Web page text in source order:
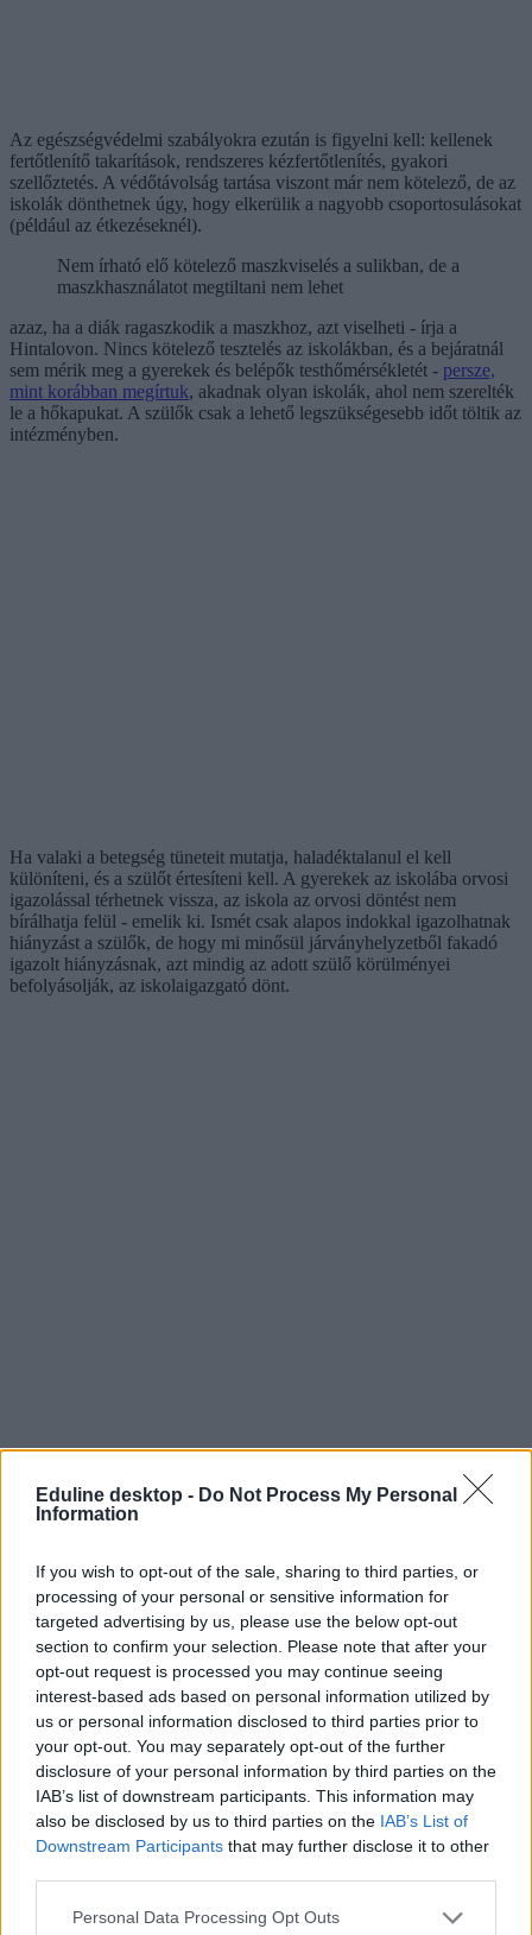
Eduline desktop - Do Not Process My Personal
Information
If you wish to opt-out of the sale, sharing to third parties, or
processing of your personal or sensitive information for
targeted advertising by us, please use the below opt-out
section to confirm your selection. Please note that after your
opt-out request is processed you may continue seeing
interest-based ads based on personal information utilized by
us or personal information disclosed to third parties prior to
your opt-out. You may separately opt-out of the further
disclosure of your personal information by third parties on the
IAB’s list of downstream participants. This information may
also be disclosed by us to third parties on the IAB’s List of
Downstream Participants that may further disclose it to other
Personal Data Processing Opt Outs
Az egészségvédelmi szabályokra ezután is figyelni kell: kellenek
fertőtlenítő takarítások, rendszeres kézfertőtlenítés, gyakori
szellőztetés. A védőtávolság tartása viszont már nem kötelező, de az
iskolák dönthetnek úgy, hogy elkerülik a nagyobb csoportosulásokat
(például az étkezéseknél).
Nem írható elő kötelező maszkviselés a sulikban, de a
maszkhasználatot megtiltani nem lehet
azaz, ha a diák ragaszkodik a maszkhoz, azt viselheti - írja a
Hintalovon. Nincs kötelező tesztelés az iskolákban, és a bejáratnál
sem mérik meg a gyerekek és belépők testhőmérsékletét - persze,
mint korábban megírtuk, akadnak olyan iskolák, ahol nem szerelték
le a hőkapukat. A szülők csak a lehető legszükségesebb időt töltik az
intézményben.
Ha valaki a betegség tüneteit mutatja, haladéktalanul el kell
különíteni, és a szülőt értesíteni kell. A gyerekek az iskolába orvosi
igazolással térhetnek vissza, az iskola az orvosi döntést nem
bírálhatja felül - emelik ki. Ismét csak alapos indokkal igazolhatnak
hiányzást a szülők, de hogy mi minősül járványhelyzetből fakadó
igazolt hiányzásnak, azt mindig az adott szülő körülményei
befolyásolják, az iskolaigazgató dönt.
kötelező maszkviselés
maszkhasználat
Hintalovon Gyermekjogi Alapítvány
Hintalovon Alapítvány
kötelező maszk iskola